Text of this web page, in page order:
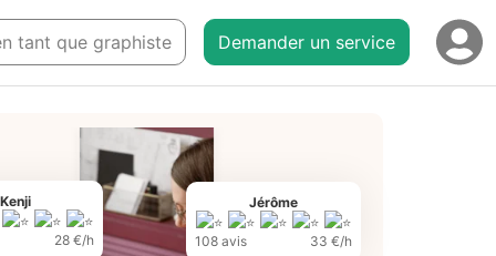
tant que graphiste Demander un service
Kenji
28 €/h
Jérôme
108 avis 33 €/h